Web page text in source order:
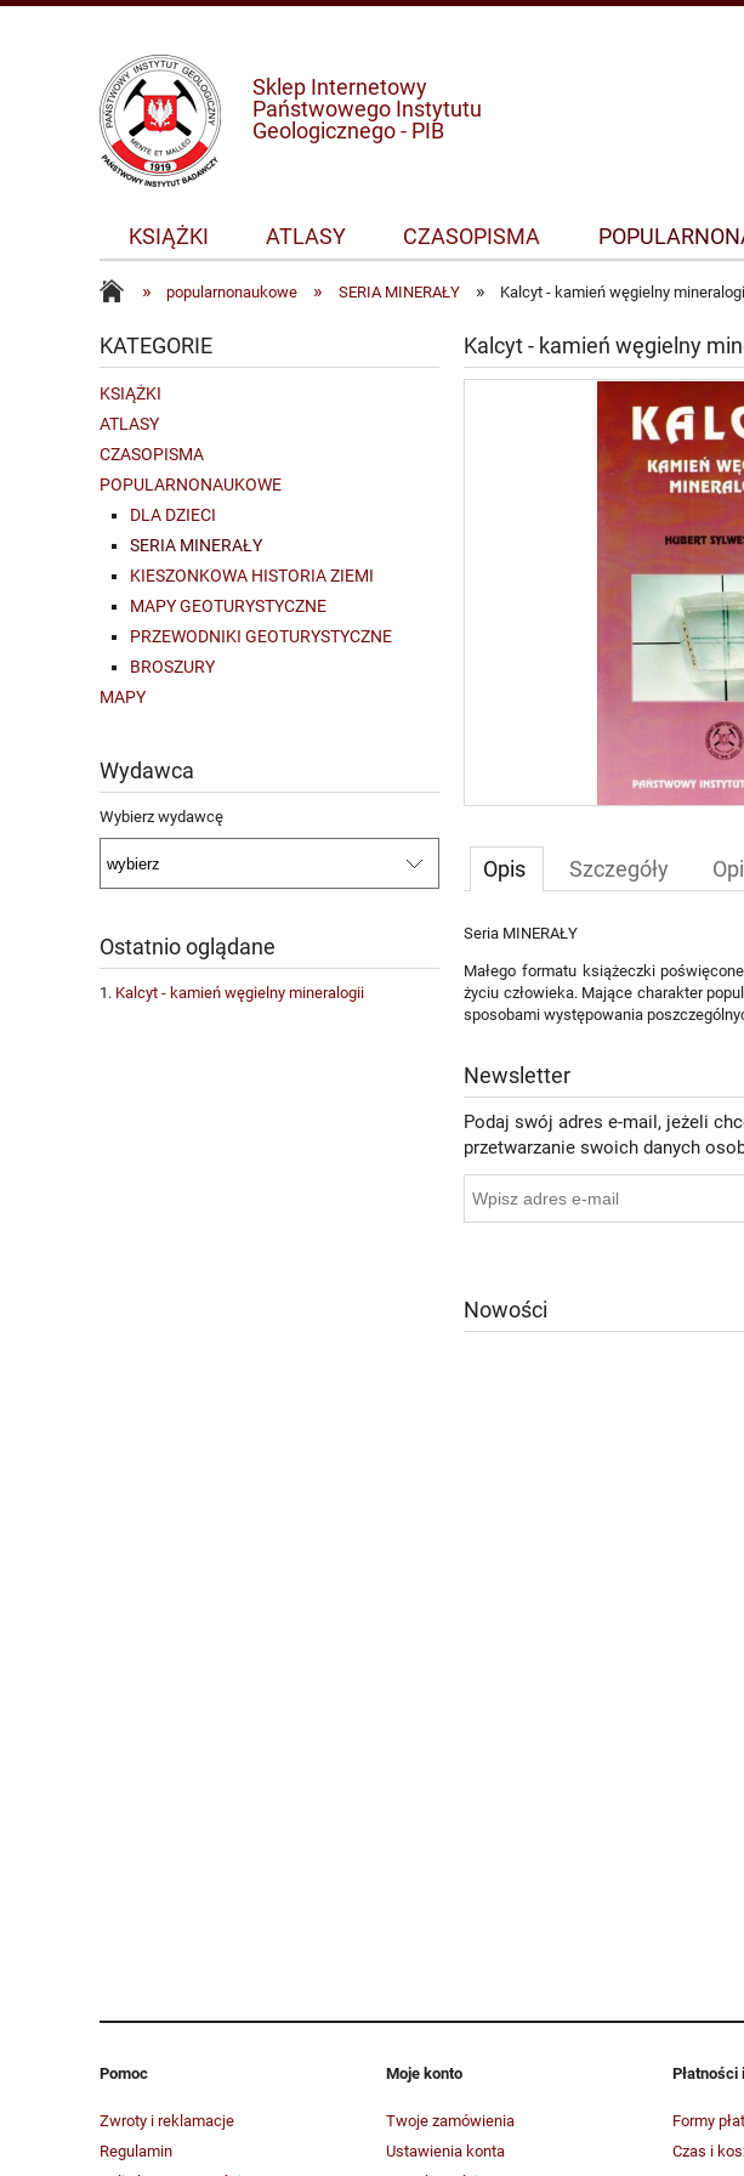
Sklep Internetowy
Państwowego Instytutu
Geologicznego - PIB
KSIĄŻKI ATLASY CZASOPISMA
» popularnonaukowe » SERIA MINERAŁY » Kalcyt - kamień węgielny
KATEGORIE
KSIĄŻKI
ATLASY
CZASOPISMA
POPULARNONAUKOWE
DLA DZIECI
SERIA MINERAŁY
KIESZONKOWA HISTORIA ZIEMI
MAPY GEOTURYSTYCZNE
PRZEWODNIKI GEOTURYSTYCZNE
BROSZURY
MAPY
Wydawca
Wybierz wydawcę
Ostatnio oglądane
Kalcyt - kamień węgielny mineralogii
Kalcyt - kamień węgielny
Opis Szczegóły
Seria MINERAŁY
Małego formatu książeczki
życiu człowieka. Mające charakter
sposobami występowania
Newsletter
Podaj swój adres e-mail, jeżeli
przetwarzanie swoich danych
Nowości
Pomoc
Zwroty i reklamacje
Regulamin
Moje konto
Twoje zamówienia
Ustawienia konta
Płatności
Formy
Czas i